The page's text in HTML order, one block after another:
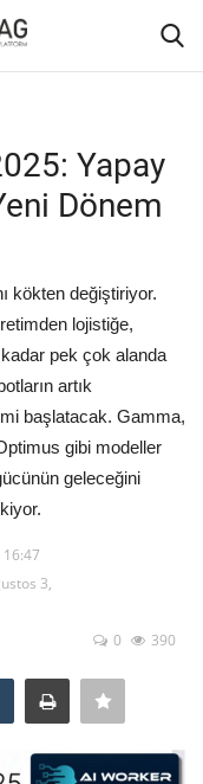
Yapay
Dönem
kökten değiştiriyor.
lojistiğe,
pek çok alanda
artık
başlatacak. Gamma,
gibi modeller
geleceğini
3,
0
390